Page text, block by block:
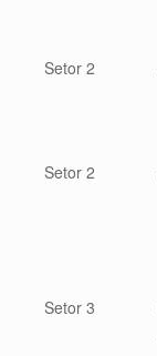
Setor 2
Setor 2
Setor 3